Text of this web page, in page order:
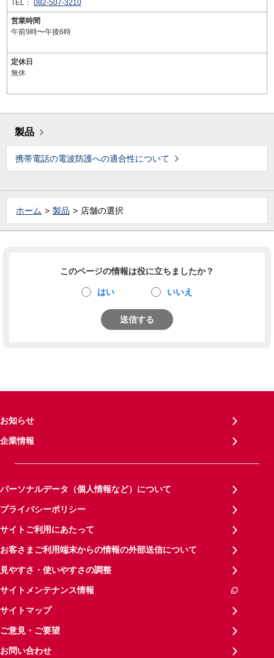
TEL： 082-507-3210
営業時間
午前9時〜午後6時
定休日
無休
製品
携帯電話の電波防護への適合性について
ホーム 製品 店舗の選択
このページの情報は役に立ちましたか？
はい いいえ
送信する
お知らせ
企業情報
パーソナルデータ（個人情報など）について
プライバシーポリシー
サイトご利用にあたって
お客さまご利用端末からの情報の外部送信について
見やすさ・使いやすさの調整
サイトメンテナンス情報
サイトマップ
ご意見・ご要望
お問い合わせ